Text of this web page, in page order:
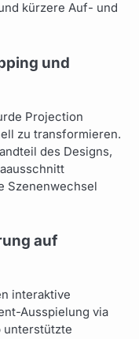
kürzere Auf- und
und
Projection
zu transformieren.
des Designs,
Szenenwechsel
auf
interaktive
Ausspielung via
unterstützte